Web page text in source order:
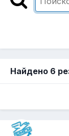
Найдено 6